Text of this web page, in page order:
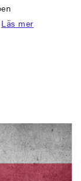
Läs mer